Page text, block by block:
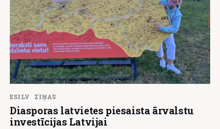
ESILV ZIŅAS
Diasporas latvietes piesaista ārvalstu
investīcijas Latvijai